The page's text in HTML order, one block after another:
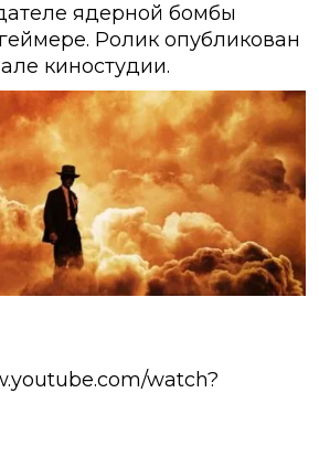
ядерной бомбы
Ролик опубликован
киностудии.
watch?